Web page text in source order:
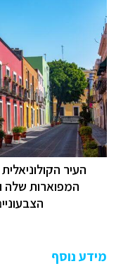
העיר
המפוארות שלה
מידע נוסף